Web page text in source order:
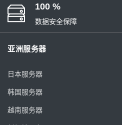
100 %
数据安全保障
亚洲服务器
日本服务器
韩国服务器
越南服务器